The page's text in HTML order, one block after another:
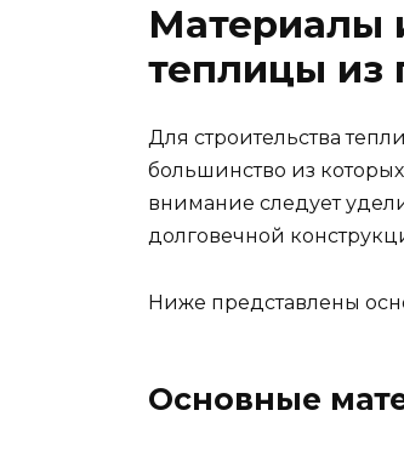
Материалы
теплицы из
Для строительства
большинство из
внимание следует
долговечной
Ниже представлены
Основные